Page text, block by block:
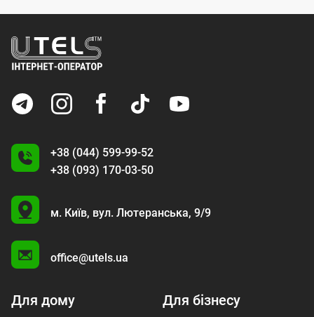
+38 (044) 599-99-52
+38 (093) 170-03-50
U
м. Київ, вул. Лютеранська, 9/9
office@utels.ua
Для дому
Для бізнесу